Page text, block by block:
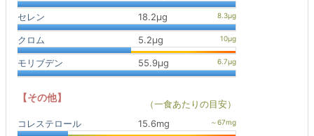
セレン 18.2μg
クロム 5.2μg
モリブデン 55.9μg
【その他】
（一食あたりの目安）
コレステロール
15.6mg